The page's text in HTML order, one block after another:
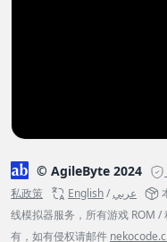
© AgileByte 2024
私政策
English/عربي
线模拟器服务，所有游戏 ROM
有，如有侵权请邮件